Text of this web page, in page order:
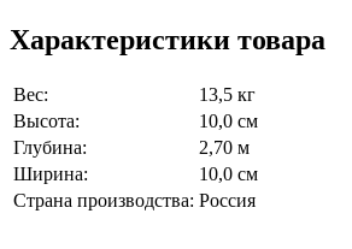
Характеристики товара
Вес:
13,5 кг
Высота:
10,0 см
Глубина:
2,70 м
Ширина:
10,0 см
Страна производства: Россия